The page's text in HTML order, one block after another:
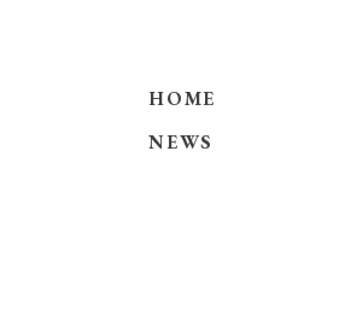
HOME
NEWS